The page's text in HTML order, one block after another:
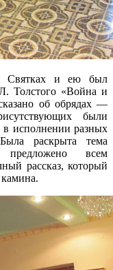
о Святках и ею был
Толстого «Война и
об обрядах —
были
в исполнении разных
раскрыта тема
всем
рассказ, который